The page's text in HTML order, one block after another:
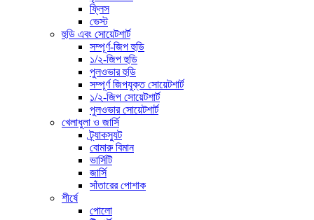
ফ্লিস
ভেস্ট
হুডি এবং সোয়েটশার্ট
সম্পূর্ণ-জিপ হুডি
১/২-জিপ হুডি
পুলওভার হুডি
সম্পূর্ণ জিপযুক্ত সোয়েটশার্ট
১/২-জিপ সোয়েটশার্ট
পুলওভার সোয়েটশার্ট
খেলাধুলা ও জার্সি
ট্র্যাকস্যুট
বোমারু বিমান
ভার্সিটি
জার্সি
সাঁতারের পোশাক
শীর্ষে
পোলো